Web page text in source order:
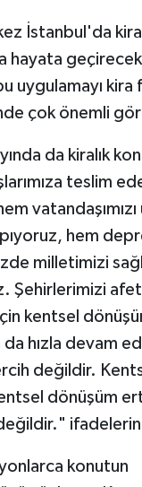
İstanbul'da
hayata
uygulamayı kira
çok önemli
da kiralık
teslim
hem
milletimizi
Şehirlerimizi
kentsel
da hızla devam
değildir.
dönüşüm
ifadelerini
konutun